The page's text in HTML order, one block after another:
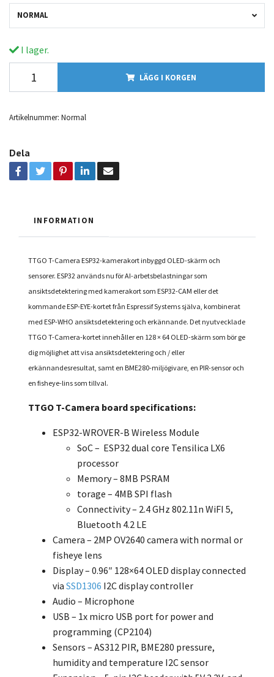
NORMAL
I lager.
LÄGG I KORGEN
Artikelnummer: Normal
Dela
INFORMATION
TTGO T-Camera ESP32-kamerakort inbyggd OLED-skärm och
sensorer. ESP32 används nu för AI-arbetsbelastningar som
ansiktsdetektering med kamerakort som ESP32-CAM eller det
kommande ESP-EYE-kortet från Espressif Systems själva, kombinerat
med ESP-WHO ansiktsdetektering och erkännande. Det nyutvecklade
TTGO T-Camera-kortet innehåller en 128 × 64 OLED-skärm som bör ge
dig möjlighet att visa ansiktsdetektering och / eller
erkännandesresultat, samt en BME280-miljögivare, en PIR-sensor och
en fisheye-lins som tillval.
TTGO T-Camera board specifications:
ESP32-WROVER-B Wireless Module
SoC – ESP32 dual core Tensilica LX6
processor
Memory – 8MB PSRAM
torage – 4MB SPI flash
Connectivity – 2.4 GHz 802.11n WiFI 5,
Bluetooth 4.2 LE
Camera – 2MP OV2640 camera with normal or
fisheye lens
Display – 0.96″ 128×64 OLED display connected
via SSD1306 I2C display controller
Audio – Microphone
USB – 1x micro USB port for power and
programming (CP2104)
Sensors – AS312 PIR, BME280 pressure,
humidity and temperature I2C sensor